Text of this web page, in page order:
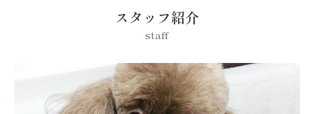
スタッフ紹介
staff